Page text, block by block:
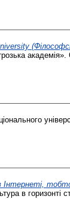
Інтернеті,
в горизонті